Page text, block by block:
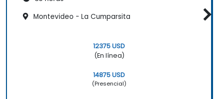
Montevideo - La Cumparsita
12375 USD
(En línea)
14875 USD
(Presencial)